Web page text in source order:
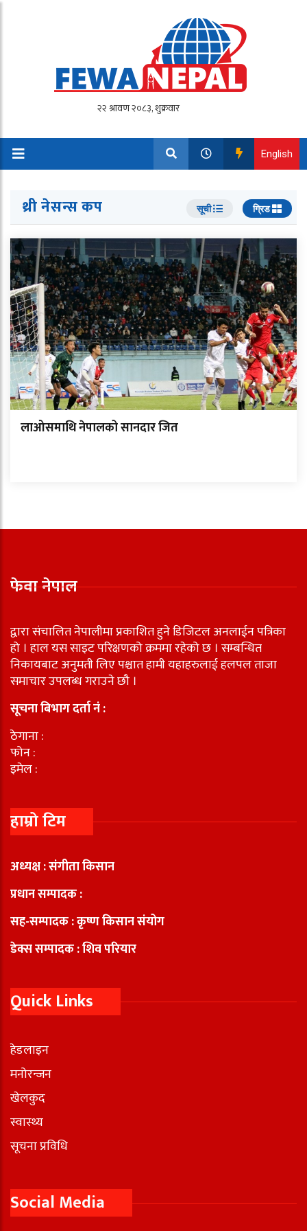
English
थ्री नेसन्स कप सूची ग्रिड
लाओसमाथि नेपालको सानदार जित
फेवा नेपाल
द्वारा संचालित नेपालीमा प्रकाशित हुने डिजिटल अनलाईन पत्रिका
हो । हाल यस साइट परिक्षणको क्रममा रहेको छ । सम्बन्धित
निकायबाट अनुमती लिए पश्चात हामी यहाहरुलाई हलपल ताजा
समाचार उपलब्ध गराउने छौ ।
सूचना बिभाग दर्ता नं :
ठेगाना :
फोन :
इमेल :
हाम्रो टिम
अध्यक्ष : संगीता किसान
प्रधान सम्पादक :
सह-सम्पादक : कृष्ण किसान संयोग
डेक्स सम्पादक : शिव परियार
Quick Links
हेडलाइन
मनोरन्जन
खेलकुद
स्वास्थ्य
सूचना प्रविधि
Social Media